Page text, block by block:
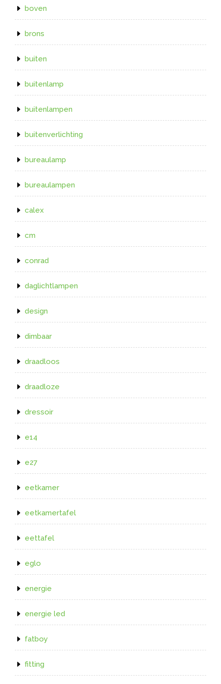
boven
brons
buiten
buitenlamp
buitenlampen
buitenverlichting
bureaulamp
bureaulampen
calex
cm
conrad
daglichtlampen
design
dimbaar
draadloos
draadloze
dressoir
e14
e27
eetkamer
eetkamertafel
eettafel
eglo
energie
energie led
fatboy
fitting